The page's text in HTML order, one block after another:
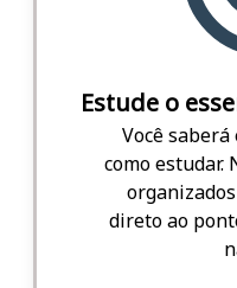
Estude o
Você
como estudar.
direto ao